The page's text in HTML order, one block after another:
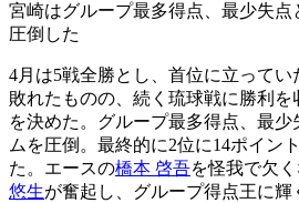
宮崎はグループ最多得点、最少失
圧倒した
4月は5戦全勝とし、首位に立ってい
敗れたものの、続く琉球戦に勝利を
を決めた。グループ最多得点、最
ムを圧倒。最終的に2位に14ポイン
た。エースの橋本 啓吾を怪我で欠
悠生が奮起し、グループ得点王に輝